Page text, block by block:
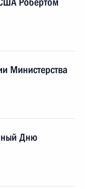
Министерства
Дню